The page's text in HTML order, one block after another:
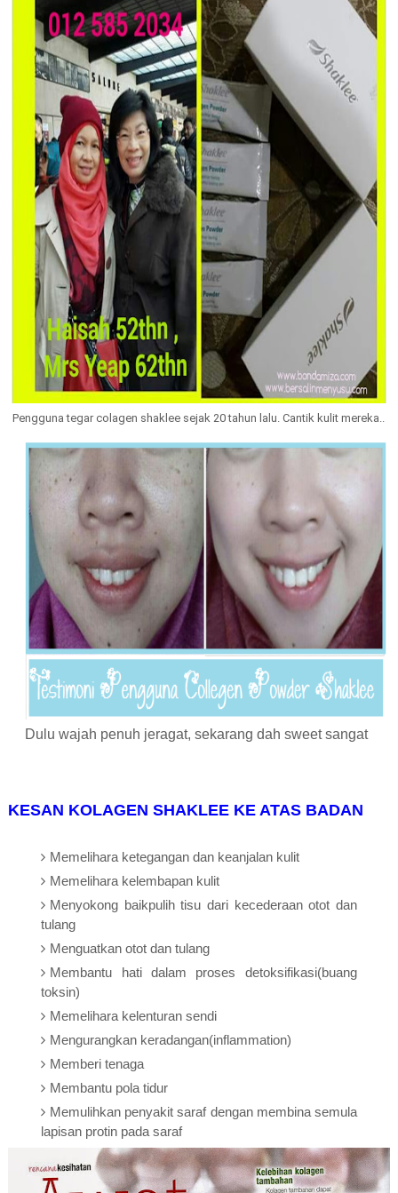
Pengguna tegar colagen shaklee sejak 20 tahun lalu. Cantik kulit mereka..
Dulu wajah penuh jeragat, sekarang dah sweet sangat
KESAN KOLAGEN SHAKLEE KE ATAS BADAN
Memelihara ketegangan dan keanjalan kulit
Memelihara kelembapan kulit
Menyokong baikpulih tisu dari kecederaan otot dan
tulang
Menguatkan otot dan tulang
Membantu hati dalam proses detoksifikasi(buang
toksin)
Memelihara kelenturan sendi
Mengurangkan keradangan(inflammation)
Memberi tenaga
Membantu pola tidur
Memulihkan penyakit saraf dengan membina semula
lapisan protin pada saraf